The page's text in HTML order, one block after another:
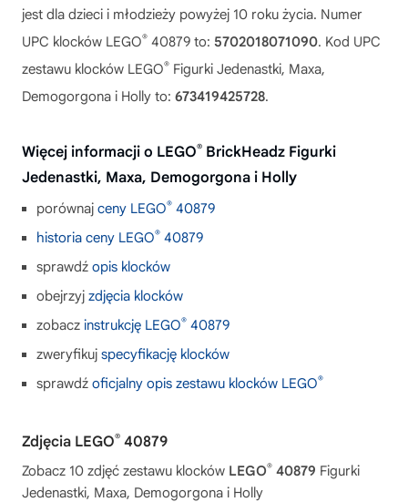
jest dla dzieci i młodzieży powyżej 10 roku życia. Numer
UPC klocków LEGO® 40879 to: 5702018071090. Kod UPC
zestawu klocków LEGO® Figurki Jedenastki, Maxa,
Demogorgona i Holly to: 673419425728.
Więcej informacji o LEGO® BrickHeadz Figurki
Jedenastki, Maxa, Demogorgona i Holly
porównaj ceny LEGO® 40879
historia ceny LEGO® 40879
sprawdź opis klocków
obejrzyj zdjęcia klocków
zobacz instrukcję LEGO® 40879
zweryfikuj specyfikację klocków
sprawdź oficjalny opis zestawu klocków LEGO®
Zdjęcia LEGO® 40879
Zobacz 10 zdjęć zestawu klocków LEGO® 40879 Figurki
Jedenastki, Maxa, Demogorgona i Holly